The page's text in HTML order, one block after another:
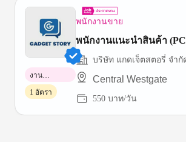
พนักงานขาย
พนักงานแนะนำสินค้า
บริษัท แกดเจ็ตสตอรี่ จำกั
Central Westgate
550 บาท/วัน
งาน
พาร์ทไทม์
1 อัตรา